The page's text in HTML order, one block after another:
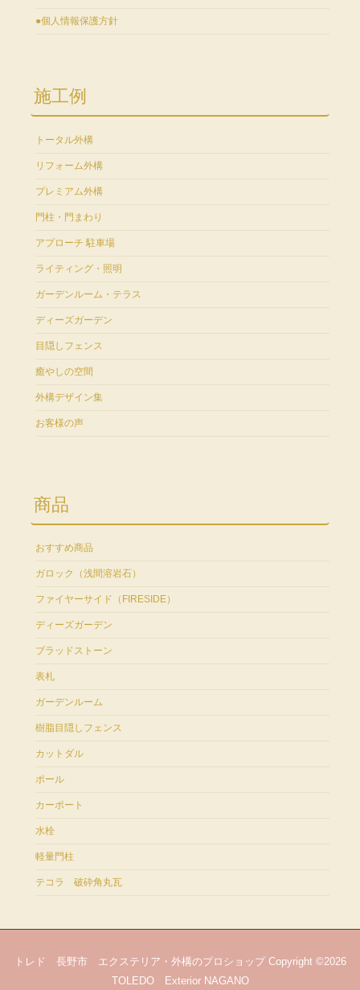
●個人情報保護方針
施工例
トータル外構
リフォーム外構
プレミアム外構
門柱・門まわり
アプローチ 駐車場
ライティング・照明
ガーデンルーム・テラス
ディーズガーデン
目隠しフェンス
癒やしの空間
外構デザイン集
お客様の声
商品
おすすめ商品
ガロック（浅間溶岩石）
ファイヤーサイド（FIRESIDE）
ディーズガーデン
ブラッドストーン
表札
ガーデンルーム
樹脂目隠しフェンス
カットダル
ポール
カーポート
水栓
軽量門柱
テコラ 破砕角丸瓦
トレド 長野市 エクステリア・外構のプロショップ Copyright ©2026
TOLEDO Exterior NAGANO